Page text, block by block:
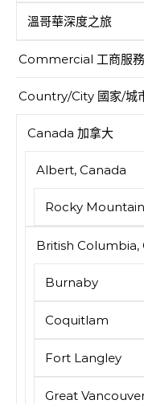
溫哥華深度之旅
Commercial 工商服務
Country/City 國家/城
Canada 加拿大
Albert, Canada
Rocky Mountain
British Columbia,
Burnaby
Coquitlam
Fort Langley
Great